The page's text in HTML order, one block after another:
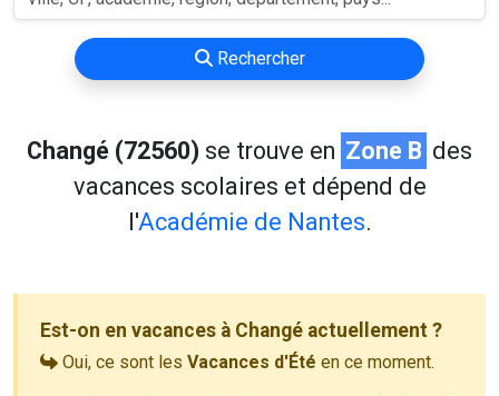
Rechercher
Changé (72560) se trouve en Zone B des
vacances scolaires et dépend de
l'Académie de Nantes.
Est-on en vacances à Changé actuellement ?
Oui, ce sont les Vacances d'Été en ce moment.